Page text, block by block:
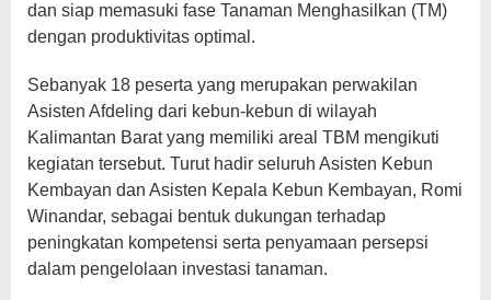
dan siap memasuki fase Tanaman Menghasilkan (TM)
dengan produktivitas optimal.
Sebanyak 18 peserta yang merupakan perwakilan
Asisten Afdeling dari kebun-kebun di wilayah
Kalimantan Barat yang memiliki areal TBM mengikuti
kegiatan tersebut. Turut hadir seluruh Asisten Kebun
Kembayan dan Asisten Kepala Kebun Kembayan, Romi
Winandar, sebagai bentuk dukungan terhadap
peningkatan kompetensi serta penyamaan persepsi
dalam pengelolaan investasi tanaman.